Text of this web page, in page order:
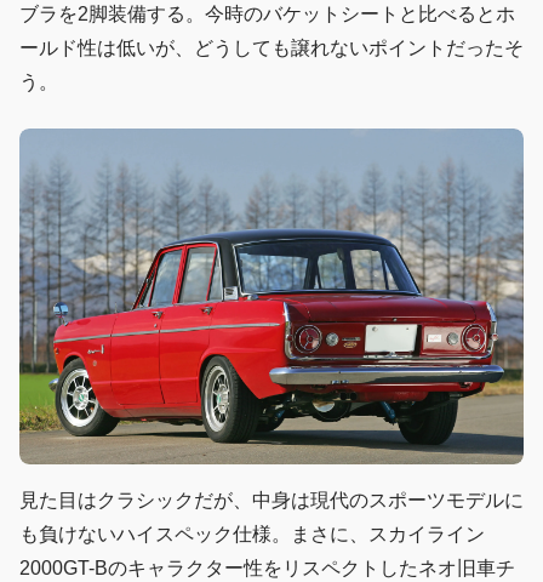
ブラを2脚装備する。今時のバケットシートと比べるとホ
ールド性は低いが、どうしても譲れないポイントだったそ
う。
見た目はクラシックだが、中身は現代のスポーツモデルに
も負けないハイスペック仕様。まさに、スカイライン
2000GT-Bのキャラクター性をリスペクトしたネオ旧車チ